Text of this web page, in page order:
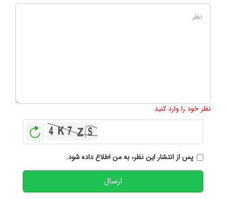
نظر خود را وارد کنید
پس از انتشار این نظر، به من اطلاع داده شود.
ارسال